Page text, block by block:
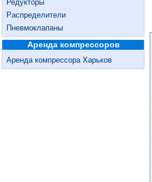
Редукторы
Распределители
Пневмоклапаны
Аренда компрессоров
Аренда компрессора Харьков